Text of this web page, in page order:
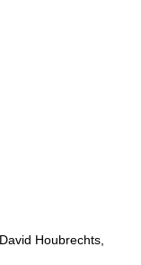
Houbrechts,